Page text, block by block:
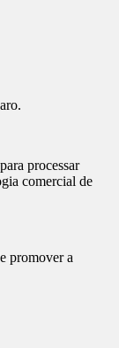
processar
comercial de
promover a